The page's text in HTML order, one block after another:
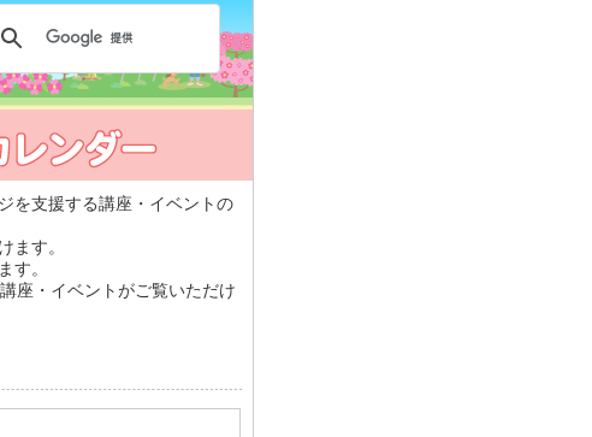
を支援する講座・イベントの
ます。
す。
座・イベントがご覧いただけ